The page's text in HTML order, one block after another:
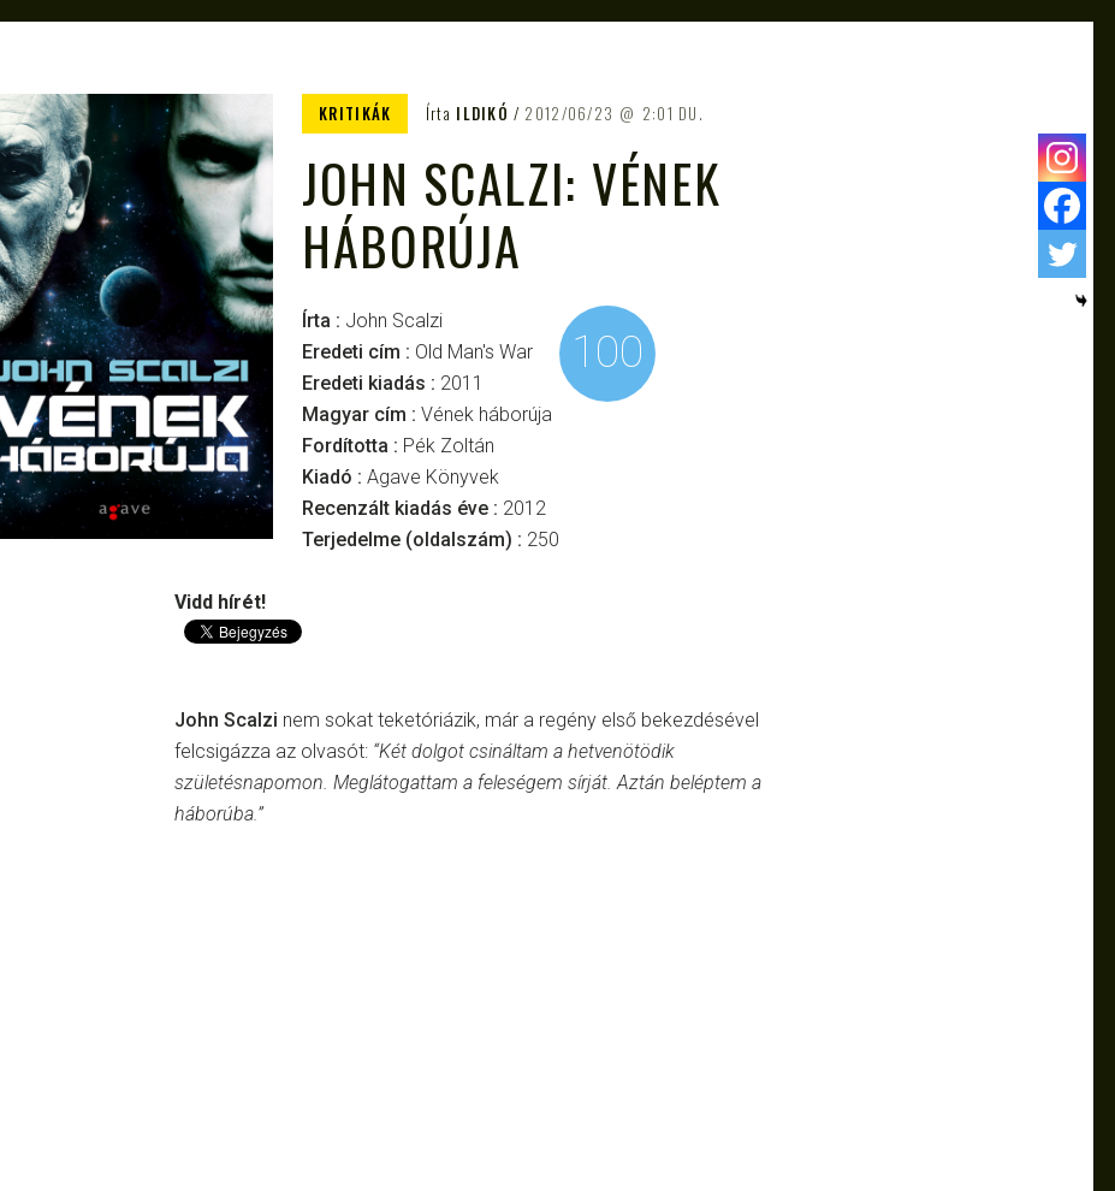
KRITIKÁK Írta ILDIKÓ 2012/06/23 2:01 DU.
JOHN SCALZI: VÉNEK
HÁBORÚJA
Írta : John Scalzi
Eredeti cím : Old Man's War
Eredeti kiadás : 2011
Magyar cím : Vének háborúja
Fordította : Pék Zoltán
Kiadó : Agave Könyvek
Recenzált kiadás éve : 2012
Terjedelme (oldalszám) : 250
100
Vidd hírét!
John Scalzi nem sokat teketóriázik, már a regény első bekezdésével
felcsigázza az olvasót: “Két dolgot csináltam a hetvenötödik
születésnapomon. Meglátogattam a feleségem sírját. Aztán beléptem a
háborúba.”